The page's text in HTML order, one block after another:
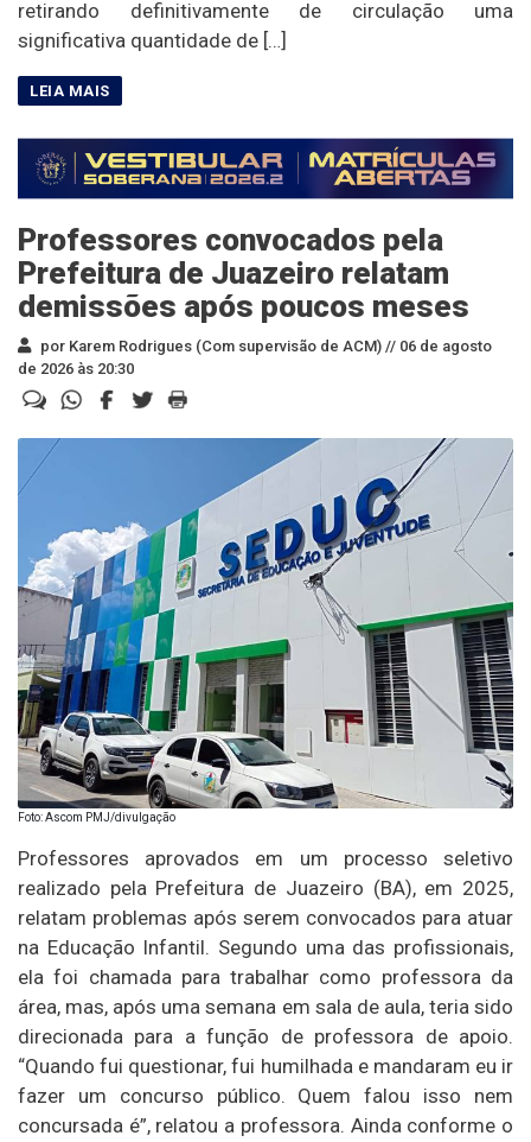
retirando definitivamente de circulação uma
significativa quantidade de […]
Professores convocados pela
Prefeitura de Juazeiro relatam
demissões após poucos meses
por Karem Rodrigues (Com supervisão de ACM) // 06 de agosto
de 2026 às 20:30
Foto: Ascom PMJ/divulgação
Professores aprovados em um processo seletivo
realizado pela Prefeitura de Juazeiro (BA), em 2025,
relatam problemas após serem convocados para atuar
na Educação Infantil. Segundo uma das profissionais,
ela foi chamada para trabalhar como professora da
área, mas, após uma semana em sala de aula, teria sido
direcionada para a função de professora de apoio.
“Quando fui questionar, fui humilhada e mandaram eu ir
fazer um concurso público. Quem falou isso nem
concursada é”, relatou a professora. Ainda conforme o